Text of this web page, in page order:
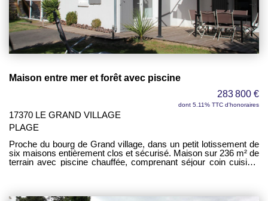
Maison entre mer et forêt avec piscine
283 800 €
dont 5.11% TTC d'honoraires
17370 LE GRAND VILLAGE
PLAGE
Proche du bourg de Grand village, dans un petit lotissement de
six maisons entièrement clos et sécurisé. Maison sur 236 m² de
terrain avec piscine chauffée, comprenant séjour coin cuisine,